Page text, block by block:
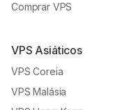
Comprar VPS
VPS Asiáticos
VPS Coreia
VPS Malásia